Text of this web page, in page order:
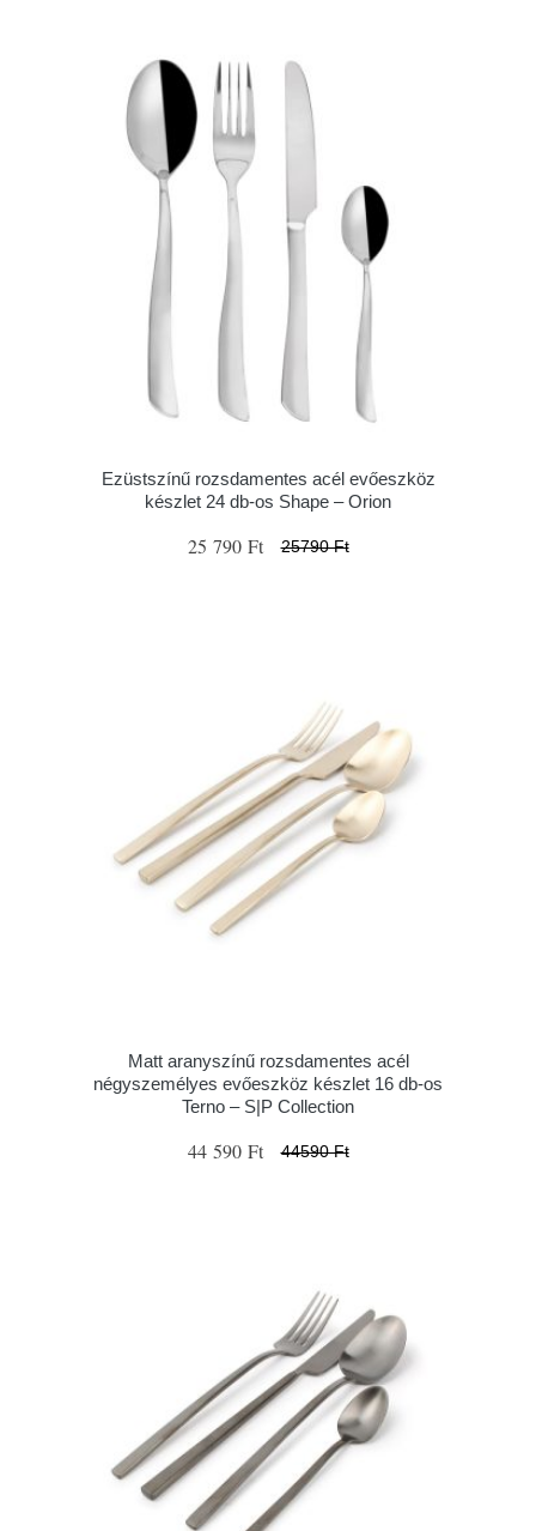
Ezüstszínű rozsdamentes acél evőeszköz
készlet 24 db-os Shape – Orion
25 790 Ft 25790 Ft
Matt aranyszínű rozsdamentes acél
négyszemélyes evőeszköz készlet 16 db-os
Terno – S|P Collection
44 590 Ft 44590 Ft